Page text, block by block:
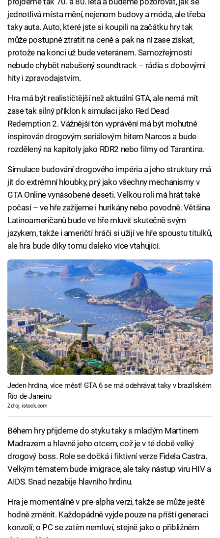
jednotlivá místa mění, nejenom budovy a móda, ale třeba
taky auta. Auto, které jste si koupili na začátku hry tak
může postupně ztratit na ceně a pak na ní zase získat,
protože na konci už bude veteránem. Samozřejmostí
nebude chybět nabušený soundtrack – rádia s dobovými
hity i zpravodajstvím.
Hra má být realističtější než aktuální GTA, ale nemá mít
zase tak silný příklon k simulaci jako Red Dead
Redemption 2. Vážnější tón vyprávění má být mohutně
inspirován drogovým seriálovým hitem Narcos a bude
rozdělený na kapitoly jako RDR2 nebo filmy od Tarantina.
Simulace budování drogového impéria a jeho struktury má
jít do extrémní hloubky, prý jako všechny mechanismy v
GTA Online vynásobené deseti. Velkou roli má hrát také
počasí – ve hře zažijeme i hurikány nebo povodně. Většina
Latinoameričanů bude ve hře mluvit skutečně svým
jazykem, takže i američtí hráči si užijí ve hře spoustu titulků,
ale hra bude díky tomu daleko více vtahující.
Jeden hrdina, více měst! GTA 6 se má odehrávat taky v brazilském
Rio de Janeiru
Zdroj: istock.com
Během hry přijdeme do styku taky s mladým Martinem
Madrazem a hlavně jeho otcem, což je v té době velký
drogový boss. Role se dočká i fiktivní verze Fidela Castra.
Velkým tématem bude imigrace, ale taky nástup viru HIV a
AIDS. Snad nezabije hlavního hrdinu.
Hra je momentálně v pre-alpha verzi, takže se může ještě
hodně změnit. Každopádně vyjde pouze na příští generaci
konzolí; o PC se zatím nemluví, stejně jako o přibližném